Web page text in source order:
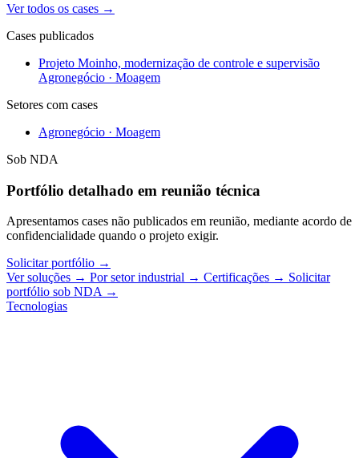
Ver todos os cases →
Cases publicados
Projeto Moinho, modernização de controle e supervisão
Agronegócio · Moagem
Setores com cases
Agronegócio · Moagem
Sob NDA
Portfólio detalhado em reunião técnica
Apresentamos cases não publicados em reunião, mediante acordo de
confidencialidade quando o projeto exigir.
Solicitar portfólio →
Ver soluções → Por setor industrial → Certificações → Solicitar
portfólio sob NDA →
Tecnologias